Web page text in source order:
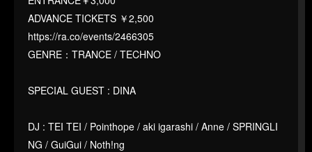
ADVANCE TICKETS ￥2,500
https://ra.co/events/2466305
GENRE：TRANCE / TECHNO
SPECIAL GUEST : DINA
DJ : TEI TEI / Pointhope / aki igarashi / Anne / SPRINGLI
NG / GuiGui / Noth!ng